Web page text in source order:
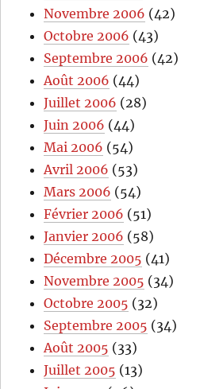
Novembre 2006 (42)
Octobre 2006 (43)
Septembre 2006 (42)
Août 2006 (44)
Juillet 2006 (28)
Juin 2006 (44)
Mai 2006 (54)
Avril 2006 (53)
Mars 2006 (54)
Février 2006 (51)
Janvier 2006 (58)
Décembre 2005 (41)
Novembre 2005 (34)
Octobre 2005 (32)
Septembre 2005 (34)
Août 2005 (33)
Juillet 2005 (13)